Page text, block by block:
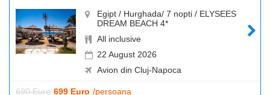
Egipt / Hurghada/ 7 nopti / ELYSEES
DREAM BEACH 4*
All inclusive
22 August 2026
Avion din Cluj-Napoca
890 Euro 699 Euro /persoana